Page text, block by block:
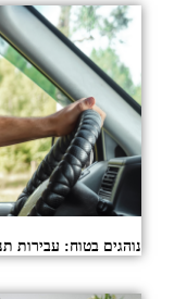
נוהגים בטוח: עבירות